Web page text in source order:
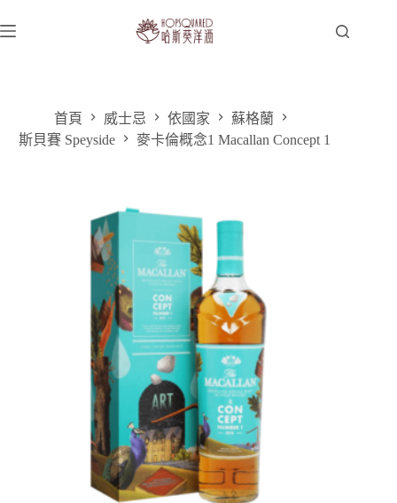
至
首頁 威士忌 依國家
蘇格蘭
斯貝賽 Speyside
麥卡倫概念1 Macallan Concept 1